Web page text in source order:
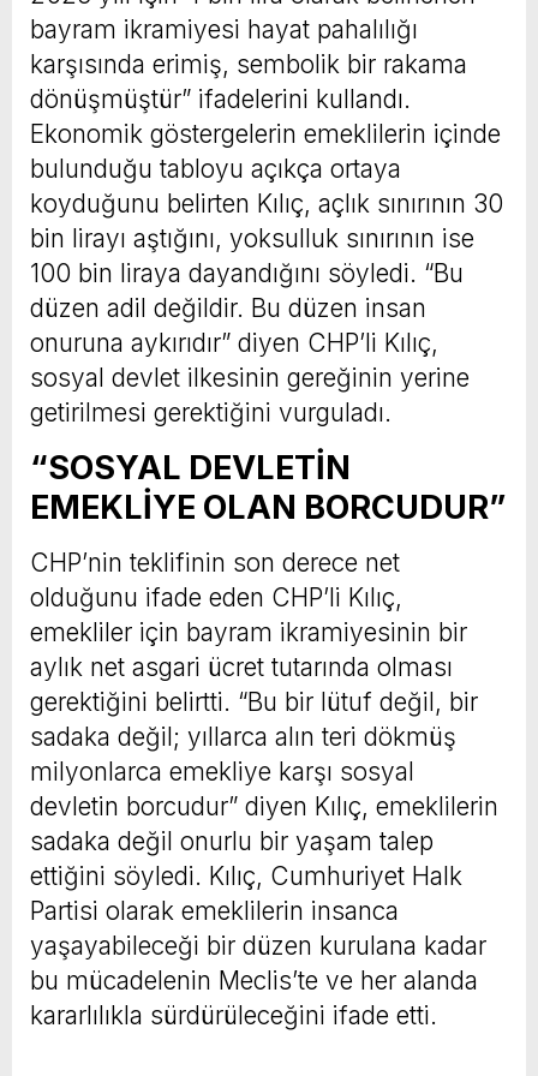
bayram ikramiyesi hayat pahalılığı
karşısında erimiş, sembolik bir rakama
dönüşmüştür” ifadelerini kullandı.
Ekonomik göstergelerin emeklilerin içinde
bulunduğu tabloyu açıkça ortaya
koyduğunu belirten Kılıç, açlık sınırının 30
bin lirayı aştığını, yoksulluk sınırının ise
100 bin liraya dayandığını söyledi. “Bu
düzen adil değildir. Bu düzen insan
onuruna aykırıdır” diyen CHP’li Kılıç,
sosyal devlet ilkesinin gereğinin yerine
getirilmesi gerektiğini vurguladı.
“SOSYAL DEVLETİN
EMEKLİYE OLAN BORCUDUR”
CHP’nin teklifinin son derece net
olduğunu ifade eden CHP’li Kılıç,
emekliler için bayram ikramiyesinin bir
aylık net asgari ücret tutarında olması
gerektiğini belirtti. “Bu bir lütuf değil, bir
sadaka değil; yıllarca alın teri dökmüş
milyonlarca emekliye karşı sosyal
devletin borcudur” diyen Kılıç, emeklilerin
sadaka değil onurlu bir yaşam talep
ettiğini söyledi. Kılıç, Cumhuriyet Halk
Partisi olarak emeklilerin insanca
yaşayabileceği bir düzen kurulana kadar
bu mücadelenin Meclis’te ve her alanda
kararlılıkla sürdürüleceğini ifade etti.